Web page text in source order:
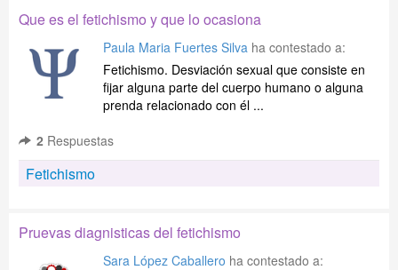
Que es el fetichismo y que lo ocasiona
Paula Maria Fuertes Silva ha contestado a:
Fetichismo. Desviación sexual que consiste en
fijar alguna parte del cuerpo humano o alguna
prenda relacionado con él ...
2 Respuestas
Fetichismo
Pruevas diagnisticas del fetichismo
Sara López Caballero ha contestado a: